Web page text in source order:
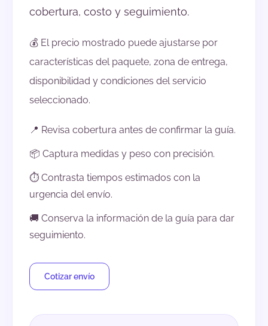
cobertura, costo y seguimiento.
💰 El precio mostrado puede ajustarse por
características del paquete, zona de entrega,
disponibilidad y condiciones del servicio
seleccionado.
📍 Revisa cobertura antes de confirmar la guía.
📦 Captura medidas y peso con precisión.
⏱️ Contrasta tiempos estimados con la
urgencia del envío.
🚚 Conserva la información de la guía para dar
seguimiento.
Cotizar envío